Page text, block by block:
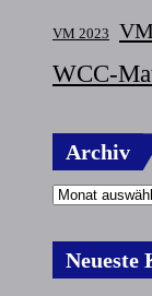
VM 2023
WCC-
Archiv
Neueste